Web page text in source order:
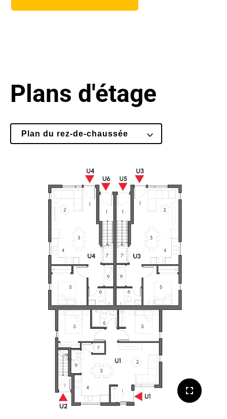
Plans d'étage
Select
Floor
Plan du rez-de-chaussée